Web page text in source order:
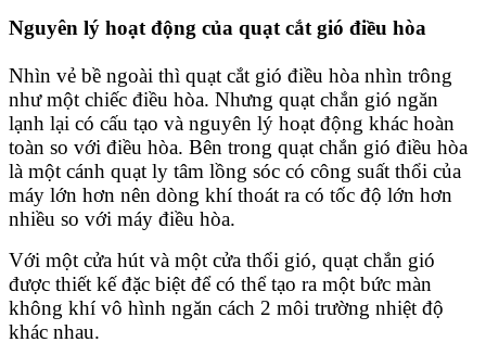
Nguyên lý hoạt động của quạt cắt gió điều hòa
Nhìn vẻ bề ngoài thì quạt cắt gió điều hòa nhìn trông
như một chiếc điều hòa. Nhưng quạt chắn gió ngăn
lạnh lại có cấu tạo và nguyên lý hoạt động khác hoàn
toàn so với điều hòa. Bên trong quạt chắn gió điều hòa
là một cánh quạt ly tâm lồng sóc có công suất thổi của
máy lớn hơn nên dòng khí thoát ra có tốc độ lớn hơn
nhiều so với máy điều hòa.
Với một cửa hút và một cửa thổi gió, quạt chắn gió
được thiết kế đặc biệt để có thể tạo ra một bức màn
không khí vô hình ngăn cách 2 môi trường nhiệt độ
khác nhau.